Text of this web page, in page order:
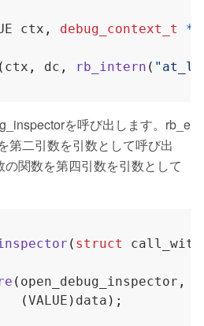
ctx , debug_context_t *
( ctx , dc , rb_intern (
を呼び出します。rb_e
第二引数を引数として呼び出
関数を第四引数を引数として
( struct
( open_debug_inspector ,
(VALUE ) data );